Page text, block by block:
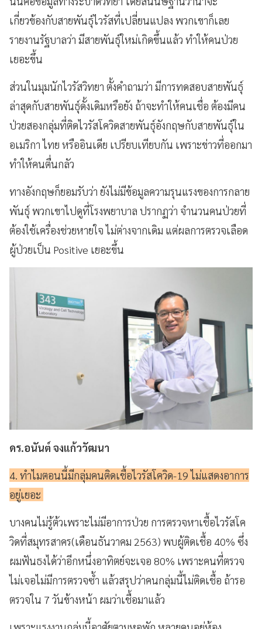
เกี่ยวข้องกับสายพันธุ์ไวรัสที่เปลี่ยนแปลง พวกเขาก็เลย
รายงานรัฐบาลว่า มีสายพันธุ์ใหม่เกิดขึ้นแล้ว ทำให้คนป่วย
เยอะขึ้น
ส่วนในมุมนักไวรัสวิทยา ตั้งคำถามว่า มีการทดสอบสายพันธุ์
ล่าสุดกับสายพันธุ์ดั้งเดิมหรือยัง ถ้าจะทำให้คนเชื่อ ต้องมีคน
ป่วยสองกลุ่มที่ติดไวรัสโควิดสายพันธุ์อังกฤษกับสายพันธุ์ใน
อเมริกา ไทย หรืออินเดีย เปรียบเทียบกัน เพราะข่าวที่ออกมา
ทำให้คนตื่นกลัว
ทางอังกฤษก็ยอมรับว่า ยังไม่มีข้อมูลความรุนแรงของการกลาย
พันธุ์พวกเขาไปดูที่โรงพยาบาล ปรากฏว่า จำนวนคนป่วยที่
ต้องใช้เครื่องช่วยหายใจ ไม่ต่างจากเดิม แต่ผลการตรวจเลือด
ผู้ป่วยเป็น Positive เยอะขึ้น
ดร.อนันต์ จงแก้ววัฒนา
4. ทำไมตอนนี้มีกลุ่มคนติดเชื้อไวรัสโควิด-19 ไม่แสดงอาการ
อยู่เยอะ
บางคนไม่รู้ต้วเพราะไม่มีอาการป่วย การตรวจหาเชื้อไวรัสโค
วิดที่สมุทรสาคร(เดือนธันวาคม 2563) พบผู้ติดเชื้อ 40% ซึ่ง
ผมฟันธงได้ว่าอีกหนึ่งอาทิตย์จะเจอ 80% เพราะคนที่ตรวจ
ไม่เจอไม่มีการตรวจซ้ำ แล้วสรุปว่าคนกลุ่มนี้ไม่ติดเชื้อ ถ้ารอ
ตรวจใน 7 วันข้างหน้า ผมว่าเชื้อมาแล้ว